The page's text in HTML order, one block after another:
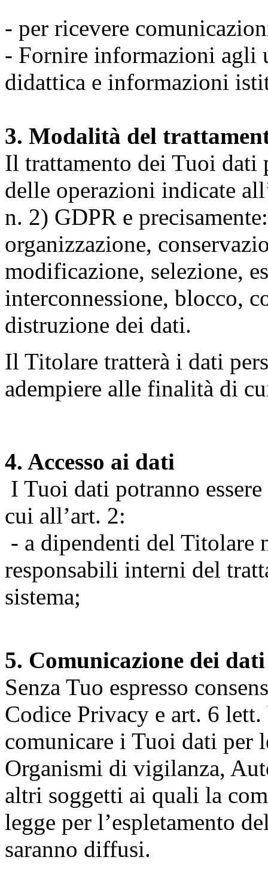
- per ricevere
- Fornire informazioni agli
didattica e informazioni
3. Modalità del
Il trattamento dei Tuoi dati
delle operazioni indicate
n. 2) GDPR e
organizzazione,
modificazione, selezione,
interconnessione, blocco,
distruzione dei dati.
Il Titolare tratterà i dati
adempiere alle finalità di
4. Accesso ai dati
I Tuoi dati potranno
cui all’art. 2:
- a dipendenti del Titolare
responsabili interni del
sistema;
5. Comunicazione dei dati
Senza Tuo espresso
Codice Privacy e art. 6
comunicare i Tuoi dati per
Organismi di vigilanza,
altri soggetti ai quali la
legge per l’espletamento
saranno diffusi.